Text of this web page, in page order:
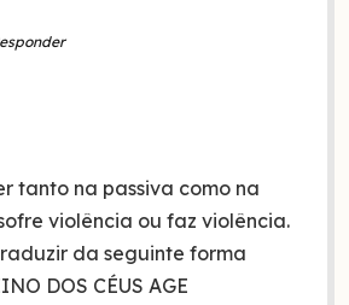
tanto na passiva como na
violência ou faz violência.
da seguinte forma
DOS CÉUS AGE